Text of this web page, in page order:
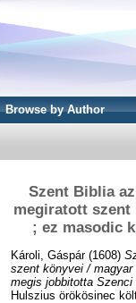
Browse by Author
Szent Biblia
megiratott szent
; ez masodic
Károli, Gáspár(1608)
szent könyvei /
megis jobbitotta Szenci
Hulszius örökösinec